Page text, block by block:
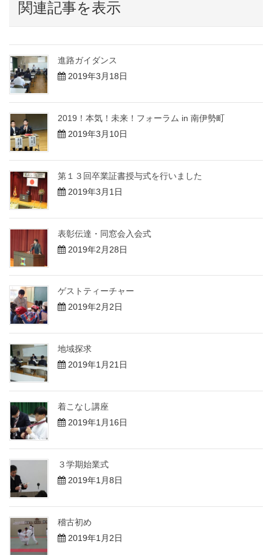
関連記事を表示
進路ガイダンス
2019年3月18日
2019！本気！未来！フォーラム in 南伊勢町
2019年3月10日
第１３回卒業証書授与式を行いました
2019年3月1日
表彰伝達・同窓会入会式
2019年2月28日
ゲストティーチャー
2019年2月2日
地域探求
2019年1月21日
着こなし講座
2019年1月16日
３学期始業式
2019年1月8日
稽古初め
2019年1月2日